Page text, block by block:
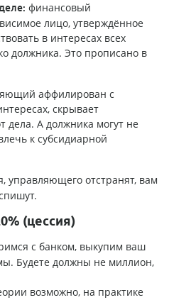
финансовый
лицо, утверждённое
в интересах всех
должника. Это прописано в
аффилирован с
скрывает
дела. А должника могут не
к субсидиарной
управляющего отстранят, вам
(цессия)
с банком, выкупим ваш
Будете должны не миллион,
возможно, на практике